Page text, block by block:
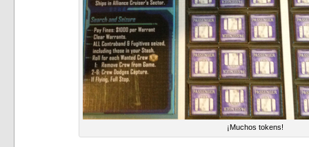
¡Muchos tokens!